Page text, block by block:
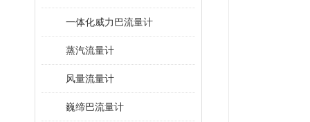
一体化威力巴流量计
蒸汽流量计
风量流量计
巍缔巴流量计